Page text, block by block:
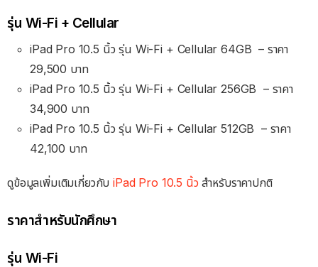
รุ่น Wi-Fi + Cellular
iPad Pro 10.5 นิ้ว รุ่น Wi-Fi + Cellular 64GB – ราคา
29,500 บาท
iPad Pro 10.5 นิ้ว รุ่น Wi-Fi + Cellular 256GB – ราคา
34,900 บาท
iPad Pro 10.5 นิ้ว รุ่น Wi-Fi + Cellular 512GB – ราคา
42,100 บาท
ดูข้อมูลเพิ่มเติมเกี่ยวกับiPad Pro 10.5 นิ้ว สำหรับราคาปกติ
ราคาสำหรับนักศึกษา
รุ่น Wi-Fi